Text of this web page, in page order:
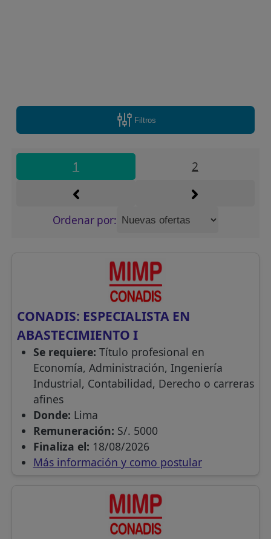
Filtros
1 2
Ordenar por:
CONADIS: ESPECIALISTA EN
ABASTECIMIENTO I
Se requiere: Título profesional en
Economía, Administración, Ingeniería
Industrial, Contabilidad, Derecho o carreras
afines
Donde: Lima
Remuneración: S/. 5000
Finaliza el: 18/08/2026
Más información y como postular